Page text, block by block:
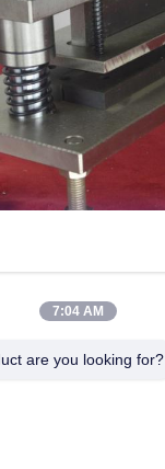
7:04 AM
are you looking for?